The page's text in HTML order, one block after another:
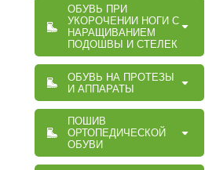
ОБУВЬ ПРИ
УКОРОЧЕНИИ НОГИ С
НАРАЩИВАНИЕМ
ПОДОШВЫ И СТЕЛЕК
ОБУВЬ НА ПРОТЕЗЫ
И АППАРАТЫ
ПОШИВ
ОРТОПЕДИЧЕСКОЙ
ОБУВИ